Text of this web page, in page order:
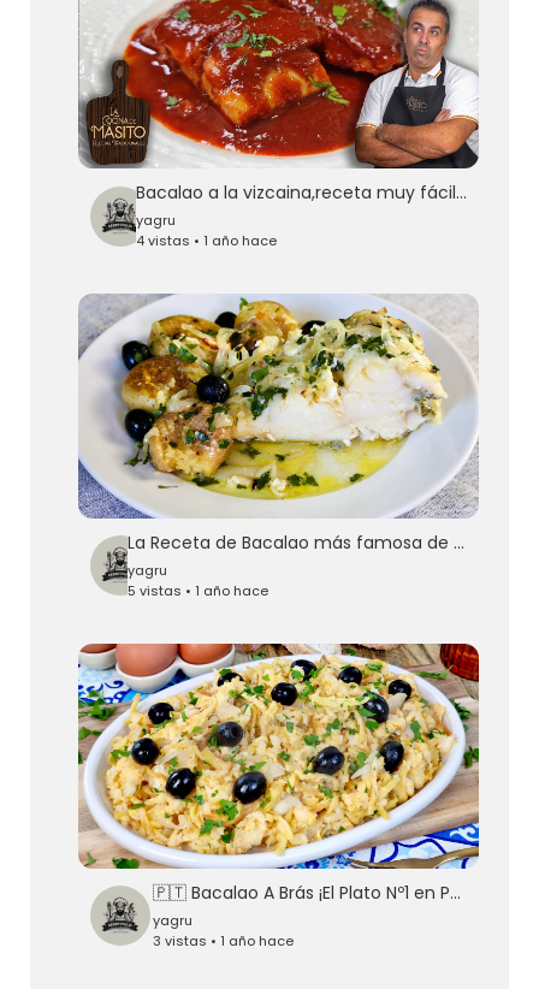
Bacalao a la vizcaina,receta muy fácil de la gastronomía vasca
yagru
4 vistas • 1 año hace
La Receta de Bacalao más famosa de Portugal, ¡todo el mundo quiere probarlo!
yagru
5 vistas • 1 año hace
🇵🇹 Bacalao A Brás ¡El Plato Nº1 en Portugal!
yagru
3 vistas • 1 año hace